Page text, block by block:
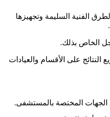
الفنية السليمة وتجهيزها
الخاص بذلك.
النتائج على الأقسام والعيادات
الجهات المختصة بالمستشفى.